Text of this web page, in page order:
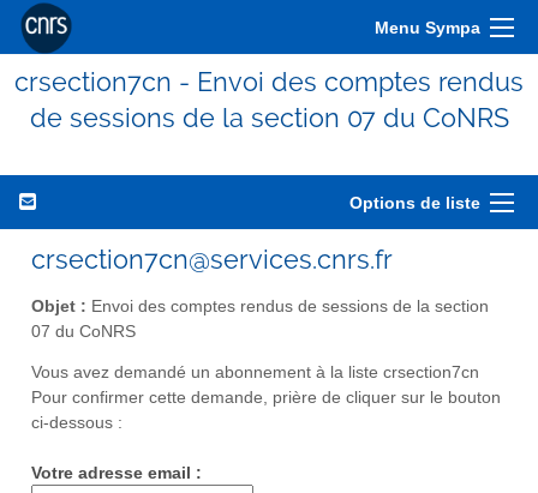
Menu Sympa
crsection7cn - Envoi des comptes rendus
de sessions de la section 07 du CoNRS
Options de liste
crsection7cn@services.cnrs.fr
Objet : Envoi des comptes rendus de sessions de la section
07 du CoNRS
Vous avez demandé un abonnement à la liste crsection7cn
Pour confirmer cette demande, prière de cliquer sur le bouton
ci-dessous :
Votre adresse email :